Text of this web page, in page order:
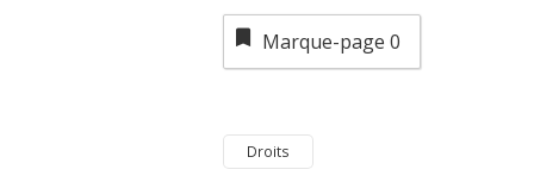
Marque-page 0
Droits